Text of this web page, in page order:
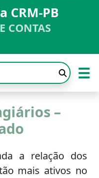
CRM-PB
CONTAS
☰
–
a relação dos
mais ativos no